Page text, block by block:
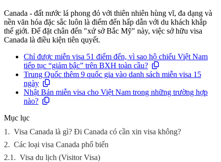
Canada - đất nước lá phong đỏ với thiên nhiên hùng vĩ, đa dạng và
nền văn hóa đặc sắc luôn là điểm đến hấp dẫn với du khách khắp
thế giới. Để đặt chân đến "xứ sở Bắc Mỹ" này, việc sở hữu visa
Canada là điều kiện tiên quyết.
Chỉ được miễn visa 51 điểm đến, vì sao hộ chiếu Việt Nam
tiếp tục “giảm bậc” trên BXH toàn cầu?
Trung Quốc thêm 9 quốc gia vào danh sách miễn visa 15
ngày
Nhật Bản miễn visa cho Việt Nam trong những trường hợp
nào?
Mục lục
1. Visa Canada là gì? Đi Canada có cần xin visa không?
2. Các loại visa Canada phổ biến
2.1. Visa du lịch (Visitor Visa)